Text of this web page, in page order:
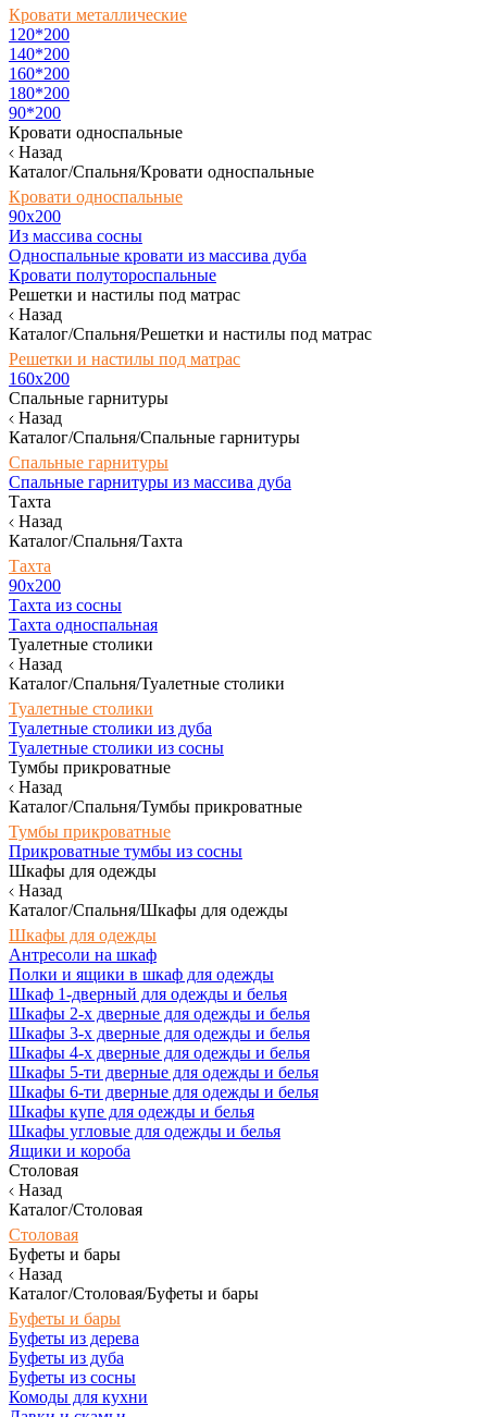
Кровати металлические
120*200
140*200
160*200
180*200
90*200
Кровати односпальные
Назад
Каталог/Спальня/Кровати односпальные
Кровати односпальные
90х200
Из массива сосны
Односпальные кровати из массива дуба
Кровати полутороспальные
Решетки и настилы под матрас
Назад
Каталог/Спальня/Решетки и настилы под матрас
Решетки и настилы под матрас
160х200
Спальные гарнитуры
Назад
Каталог/Спальня/Спальные гарнитуры
Спальные гарнитуры
Спальные гарнитуры из массива дуба
Тахта
Назад
Каталог/Спальня/Тахта
Тахта
90х200
Тахта из сосны
Тахта односпальная
Туалетные столики
Назад
Каталог/Спальня/Туалетные столики
Туалетные столики
Туалетные столики из дуба
Туалетные столики из сосны
Тумбы прикроватные
Назад
Каталог/Спальня/Тумбы прикроватные
Тумбы прикроватные
Прикроватные тумбы из сосны
Шкафы для одежды
Назад
Каталог/Спальня/Шкафы для одежды
Шкафы для одежды
Антресоли на шкаф
Полки и ящики в шкаф для одежды
Шкаф 1-дверный для одежды и белья
Шкафы 2-х дверные для одежды и белья
Шкафы 3-х дверные для одежды и белья
Шкафы 4-х дверные для одежды и белья
Шкафы 5-ти дверные для одежды и белья
Шкафы 6-ти дверные для одежды и белья
Шкафы купе для одежды и белья
Шкафы угловые для одежды и белья
Ящики и короба
Столовая
Назад
Каталог/Столовая
Столовая
Буфеты и бары
Назад
Каталог/Столовая/Буфеты и бары
Буфеты и бары
Буфеты из дерева
Буфеты из дуба
Буфеты из сосны
Комоды для кухни